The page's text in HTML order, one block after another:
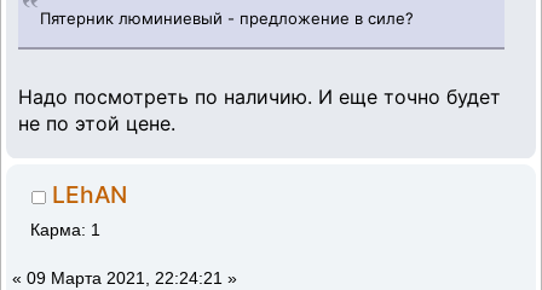
Пятерник люминиевый - предложение в силе?
Надо посмотреть по наличию. И еще точно будет
не по этой цене.
LEhAN
Карма: 1
« 09 Марта 2021, 22:24:21 »